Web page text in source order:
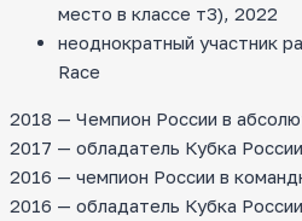
место в классе т3), 2022
неоднократный участник
Race
2018 — Чемпион России в
2017 — обладатель Кубка
2016 — чемпион России в
2016 — обладатель Кубка